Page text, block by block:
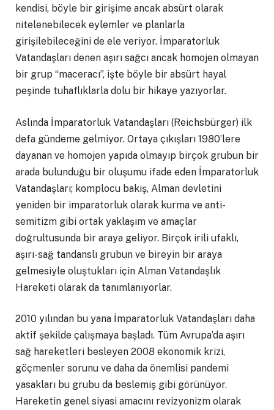
kendisi, böyle bir girişime ancak absürt olarak
nitelenebilecek eylemler ve planlarla
girişilebileceğini de ele veriyor. İmparatorluk
Vatandaşları denen aşırı sağcı ancak homojen olmayan
bir grup “maceracı”, işte böyle bir absürt hayal
peşinde tuhaflıklarla dolu bir hikaye yazıyorlar.
Aslında İmparatorluk Vatandaşları (Reichsbürger) ilk
defa gündeme gelmiyor. Ortaya çıkışları 1980’lere
dayanan ve homojen yapıda olmayıp birçok grubun bir
arada bulunduğu bir oluşumu ifade eden İmparatorluk
Vatandaşları; komplocu bakış, Alman devletini
yeniden bir imparatorluk olarak kurma ve anti-
semitizm gibi ortak yaklaşım ve amaçlar
doğrultusunda bir araya geliyor. Birçok irili ufaklı,
aşırı-sağ tandanslı grubun ve bireyin bir araya
gelmesiyle oluştukları için Alman Vatandaşlık
Hareketi olarak da tanımlanıyorlar.
2010 yılından bu yana İmparatorluk Vatandaşları daha
aktif şekilde çalışmaya başladı. Tüm Avrupa’da aşırı
sağ hareketleri besleyen 2008 ekonomik krizi,
göçmenler sorunu ve daha da önemlisi pandemi
yasakları bu grubu da beslemiş gibi görünüyor.
Hareketin genel siyasi amacını revizyonizm olarak